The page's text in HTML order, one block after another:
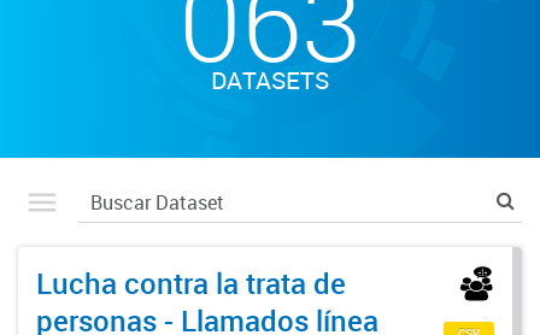
DATASETS
Lucha contra la trata de
personas - Llamados línea